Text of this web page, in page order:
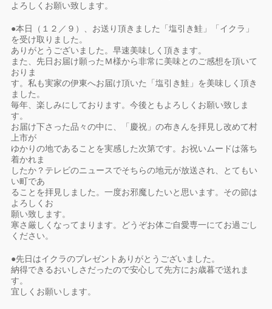
よろしくお願い致します。
●本日（１２／９）、お送り頂きました「塩引き鮭」「イクラ」
を受け取りました。
ありがとうございました。早速美味しく頂きます。
また、先日お届け願ったＭ様から非常に美味とのご感想を頂いて
おりま
す。私も実家の伊東へお届け頂いた「塩引き鮭」を美味しく頂き
ました。
毎年、楽しみにしております。今後ともよろしくお願い致しま
す。
お届け下さった品々の中に、「慶祝」の布きんを拝見し改めて村
上市が
ゆかりの地であることを実感した次第です。お祝いムードは落ち
着かれま
したか？テレビのニュースでそちらの地元が放送され、とてもい
い町であ
ることを拝見しました。一度お邪魔したいと思います。その節は
よろしくお
願い致します。
寒さ厳しくなってまります。どうぞお体ご自愛専一にてお過ごし
ください。
●先日はイクラのプレゼントありがとうございました。
納得できるおいしさだったので安心して先方にお歳暮で送れま
す。
宜しくお願いします。